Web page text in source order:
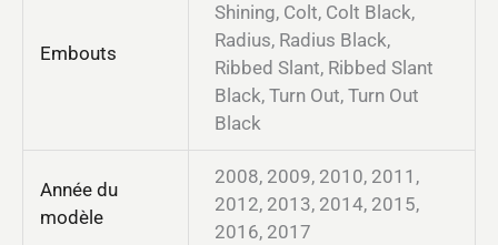
Embouts
Shining, Colt, Colt Black,
Radius, Radius Black,
Ribbed Slant, Ribbed Slant
Black, Turn Out, Turn Out
Black
Année du
modèle
2008, 2009, 2010, 2011,
2012, 2013, 2014, 2015,
2016, 2017